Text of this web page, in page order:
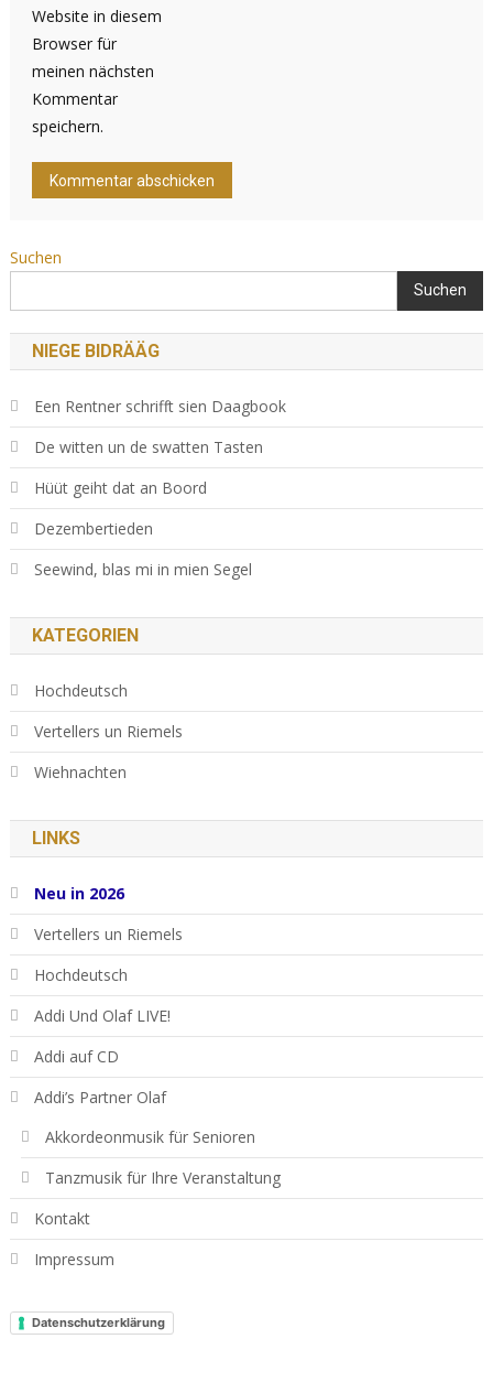
Website in diesem
Browser für
meinen nächsten
Kommentar
speichern.
Suchen
Suchen
NIEGE BIDRÄÄG
Een Rentner schrifft sien Daagbook
De witten un de swatten Tasten
Hüüt geiht dat an Boord
Dezembertieden
Seewind, blas mi in mien Segel
KATEGORIEN
Hochdeutsch
Vertellers un Riemels
Wiehnachten
LINKS
Neu in 2026
Vertellers un Riemels
Hochdeutsch
Addi Und Olaf LIVE!
Addi auf CD
Addi’s Partner Olaf
Akkordeonmusik für Senioren
Tanzmusik für Ihre Veranstaltung
Kontakt
Impressum
Datenschutzerklärung